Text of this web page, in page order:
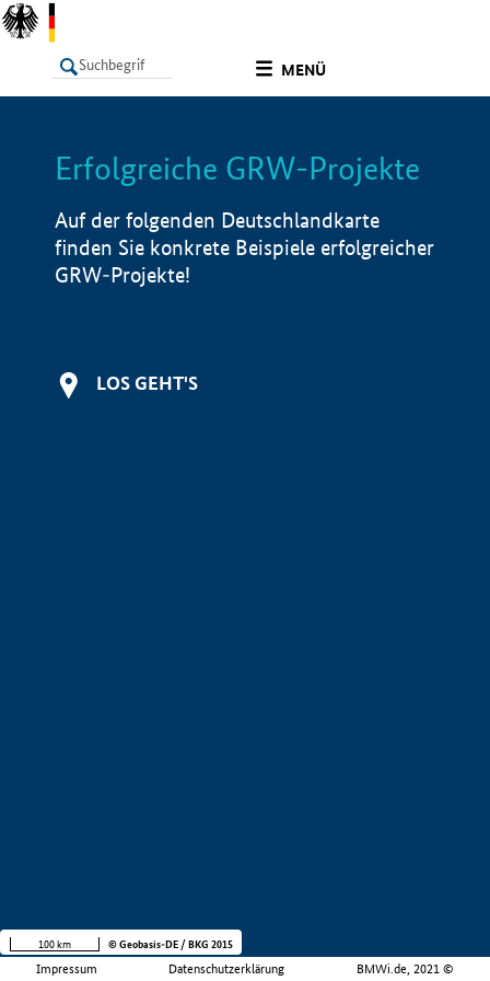
MENÜ
LISTE Info
Erfolgreiche GRW-Projekte
Auf der folgenden Deutschlandkarte
finden Sie konkrete Beispiele erfolgreicher
GRW-Projekte!
LOS GEHT'S
Impressum Datenschutzerklärung BMWi.de, 2021 ©
100 km © Geobasis-DE / BKG 2015